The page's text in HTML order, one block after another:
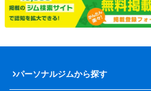
パーソナルジムから探す